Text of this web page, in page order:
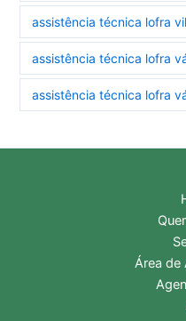
assistência técnica lofra
assistência técnica lofra
assistência técnica lofra
Área de